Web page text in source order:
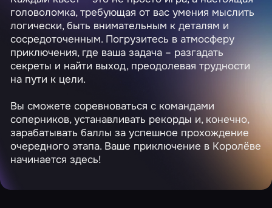
головоломка, требующая от вас умения мыслить
логически, быть внимательным к деталям и
сосредоточенным. Погрузитесь в атмосферу
приключения, где ваша задача – разгадать
секреты и найти выход, преодолевая трудности
на пути к цели.
Вы сможете соревноваться с командами
соперников, устанавливать рекорды и, конечно,
зарабатывать баллы за успешное прохождение
очередного этапа. Ваше приключение в Королёве
начинается здесь!